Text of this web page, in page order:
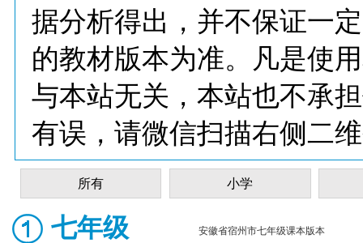
据分析得出，并不保证一
的教材版本为准。凡是使
与本站无关，本站也不承
有误，请微信扫描右侧二
所有 小学
七年级 安徽省宿州市七年级课本版本